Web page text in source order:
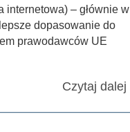
– głównie w
dopasowanie do
prawodawców UE
Czytaj dalej